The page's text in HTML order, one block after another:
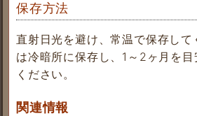
保存方法
直射日光を避け、常温で保存して
は冷暗所に保存し、1～2ヶ月を目
ください。
関連情報